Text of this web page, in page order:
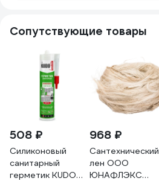
Сопутствующие товары
508 ₽
Силиконовый
санитарный
герметик KUDO
968 ₽
Сантехнический
лен ООО
ЮНАФЛЭКС